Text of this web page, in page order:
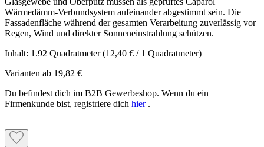
Wärmedämm-Verbundsystem aufeinander abgestimmt sein. Die
Fassadenfläche während der gesamten Verarbeitung zuverlässig vor
Regen, Wind und direkter Sonneneinstrahlung schützen.
Inhalt: 1.92 Quadratmeter(12,40 € / 1 Quadratmeter)
Varianten ab 19,82 €
Du befindest dich im B2B Gewerbeshop. Wenn du ein
Firmenkunde bist, registriere dich hier.